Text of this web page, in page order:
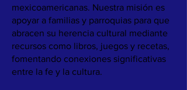
mexicoamericanas. Nuestra misión es
apoyar a familias y parroquias para que
abracen su herencia cultural mediante
recursos como libros, juegos y recetas,
fomentando conexiones significativas
entre la fe y la cultura.